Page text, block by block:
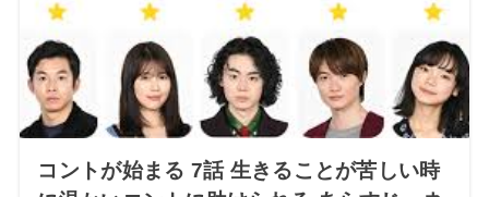
コントが始まる 7話 生きることが苦しい時